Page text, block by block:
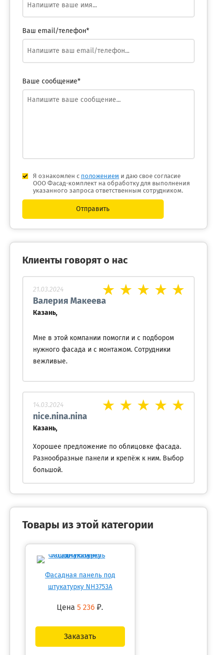
Ваш email/телефон*
Ваше сообщение*
Я ознакомлен с положением и даю свое согласие
ООО Фасад-комплект на обработку для выполнения
указанного запроса ответственным сотрудником.
Отправить
Клиенты говорят о нас
21.03.2024
Валерия Макеева
Казань,
Мне в этой компании помогли и с подбором
нужного фасада и с монтажом. Сотрудники
вежливые.
14.03.2024
nice.nina.nina
Казань,
Хорошее предложение по облицовке фасада.
Разнообразные панели и крепёж к ним. Выбор
большой.
Товары из этой категории
Фасадная панель под
штукатурку NH3753A
Цена5 236 ₽.
Заказать